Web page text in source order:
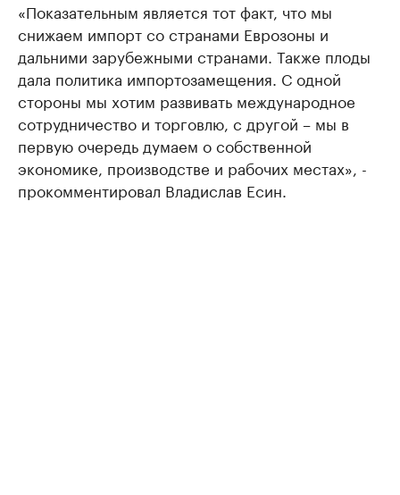
«Показательным является тот факт, что мы
снижаем импорт со странами Еврозоны и
дальними зарубежными странами. Также плоды
дала политика импортозамещения. С одной
стороны мы хотим развивать международное
сотрудничество и торговлю, с другой – мы в
первую очередь думаем о собственной
экономике, производстве и рабочих местах», -
прокомментировал Владислав Есин.